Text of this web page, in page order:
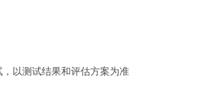
以测试结果和评估方案为准